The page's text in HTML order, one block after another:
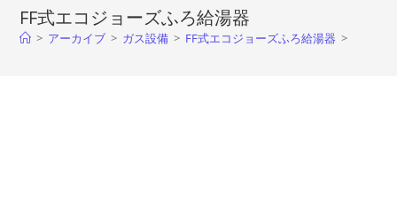
FF式エコジョーズふろ給湯器
> アーカイブ > ガス設備 > FF式エコジョーズふろ給湯器 >